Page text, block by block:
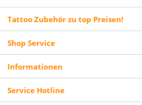
Tattoo Zubehör zu top Preisen!
Shop Service
Informationen
Service Hotline